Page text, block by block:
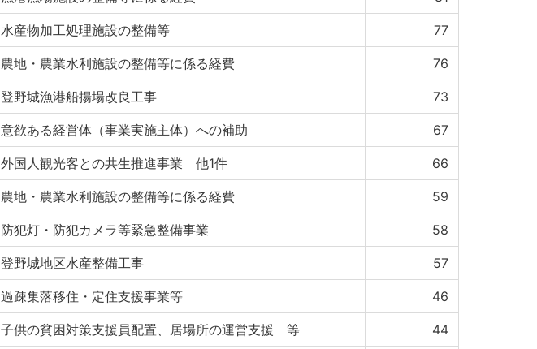
水産物加工処理施設の整備等 77
農地・農業水利施設の整備等に係る経費 76
登野城漁港船揚場改良工事 73
意欲ある経営体（事業実施主体）への補助 67
外国人観光客との共生推進事業 他1件 66
農地・農業水利施設の整備等に係る経費 59
防犯灯・防犯カメラ等緊急整備事業 58
登野城地区水産整備工事 57
過疎集落移住・定住支援事業等 46
子供の貧困対策支援員配置、居場所の運営支援 等 44